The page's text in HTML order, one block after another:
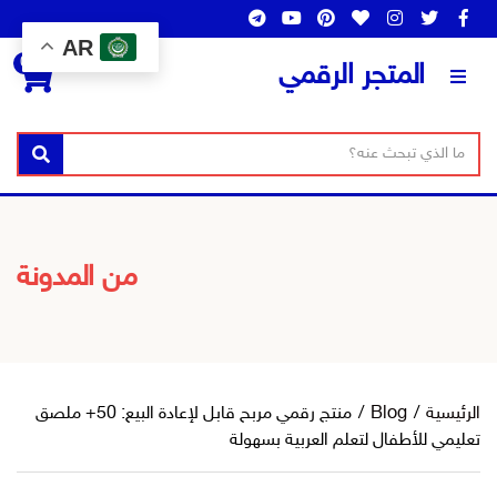
المتجر الرقمي
س
ف
ص
ا
بحث
0
من المدونة
الرئيسية /
Blog
/
منتج رقمي مربح قابل لإعادة البيع: 50+ ملصق
تعليمي للأطفال لتعلم العربية بسهولة
AR